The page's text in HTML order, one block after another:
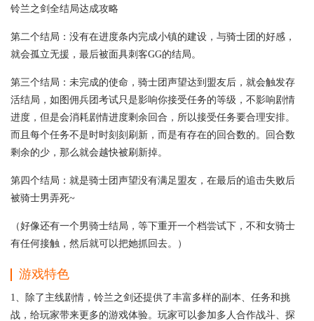
铃兰之剑全结局达成攻略
第二个结局：没有在进度条内完成小镇的建设，与骑士团的好感，
就会孤立无援，最后被面具刺客GG的结局。
第三个结局：未完成的使命，骑士团声望达到盟友后，就会触发存
活结局，如图佣兵团考试只是影响你接受任务的等级，不影响剧情
进度，但是会消耗剧情进度剩余回合，所以接受任务要合理安排。
而且每个任务不是时时刻刻刷新，而是有存在的回合数的。回合数
剩余的少，那么就会越快被刷新掉。
第四个结局：就是骑士团声望没有满足盟友，在最后的追击失败后
被骑士男弄死~
（好像还有一个男骑士结局，等下重开一个档尝试下，不和女骑士
有任何接触，然后就可以把她抓回去。）
游戏特色
1、除了主线剧情，铃兰之剑还提供了丰富多样的副本、任务和挑
战，给玩家带来更多的游戏体验。玩家可以参加多人合作战斗、探